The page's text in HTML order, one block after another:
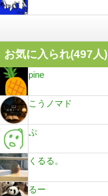
お気に入られ(497人)
pine
こうノマド
ぷ
くるる。
るー